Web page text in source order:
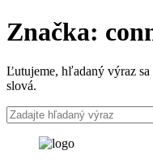
Značka:
Ľutujeme, hľadaný výraz
slová.